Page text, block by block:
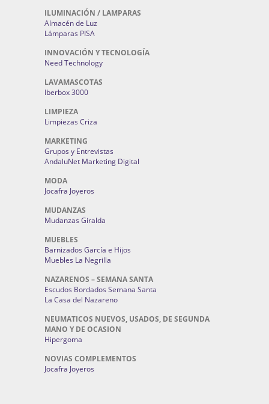
ILUMINACIÓN / LAMPARAS
Almacén de Luz
Lámparas PISA
INNOVACIÓN Y TECNOLOGÍA
Need Technology
LAVAMASCOTAS
Iberbox 3000
LIMPIEZA
Limpiezas Criza
MARKETING
Grupos y Entrevistas
AndaluNet Marketing Digital
MODA
Jocafra Joyeros
MUDANZAS
Mudanzas Giralda
MUEBLES
Barnizados García e Hijos
Muebles La Negrilla
NAZARENOS – SEMANA SANTA
Escudos Bordados Semana Santa
La Casa del Nazareno
NEUMATICOS NUEVOS, USADOS, DE SEGUNDA
MANO Y DE OCASION
Hipergoma
NOVIAS COMPLEMENTOS
Jocafra Joyeros